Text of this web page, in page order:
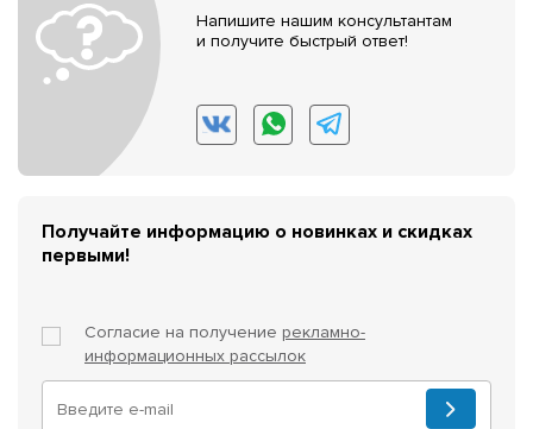
Напишите нашим консультантам
и получите быстрый ответ!
Получайте информацию о новинках и скидках
первыми!
Согласие на получение рекламно-
информационных рассылок